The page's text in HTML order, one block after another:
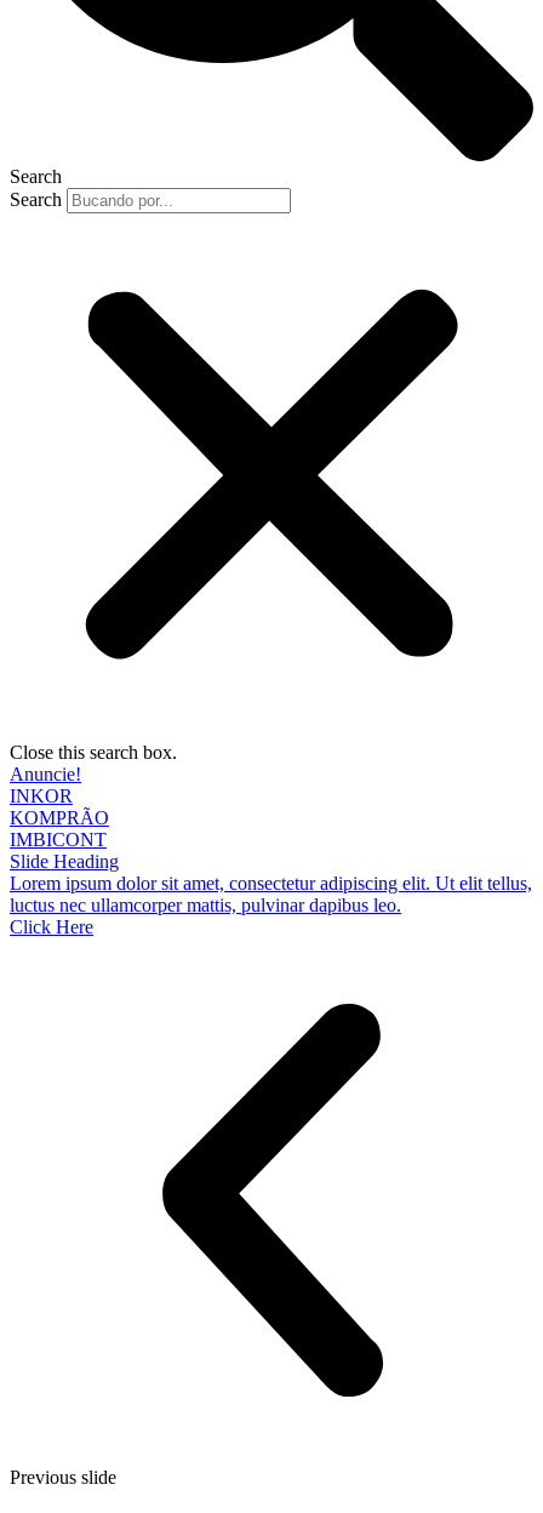
Search
Search
Close this search box.
Anuncie!
INKOR
KOMPRÃO
IMBICONT
Slide Heading
Lorem ipsum dolor sit amet, consectetur adipiscing elit. Ut elit tellus,
luctus nec ullamcorper mattis, pulvinar dapibus leo.
Click Here
Previous slide